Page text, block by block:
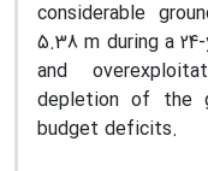
considerable
5.38 m during a
and
depletion of the
budget deficits.